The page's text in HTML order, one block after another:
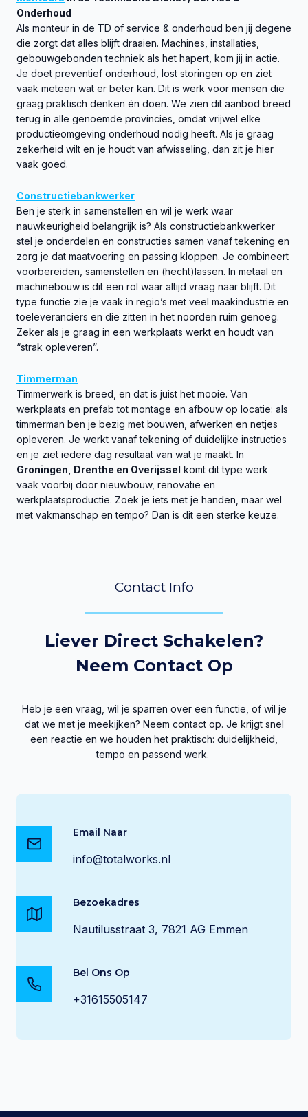
Onderhoud
Als monteur in de TD of service & onderhoud ben jij degene
die zorgt dat alles blijft draaien. Machines, installaties,
gebouwgebonden techniek als het hapert, kom jij in actie.
Je doet preventief onderhoud, lost storingen op en ziet
vaak meteen wat er beter kan. Dit is werk voor mensen die
graag praktisch denken én doen. We zien dit aanbod breed
terug in alle genoemde provincies, omdat vrijwel elke
productieomgeving onderhoud nodig heeft. Als je graag
zekerheid wilt en je houdt van afwisseling, dan zit je hier
vaak goed.
Constructiebankwerker
Ben je sterk in samenstellen en wil je werk waar
nauwkeurigheid belangrijk is? Als constructiebankwerker
stel je onderdelen en constructies samen vanaf tekening en
zorg je dat maatvoering en passing kloppen. Je combineert
voorbereiden, samenstellen en (hecht)lassen. In metaal en
machinebouw is dit een rol waar altijd vraag naar blijft. Dit
type functie zie je vaak in regio’s met veel maakindustrie en
toeleveranciers en die zitten in het noorden ruim genoeg.
Zeker als je graag in een werkplaats werkt en houdt van
“strak opleveren”.
Timmerman
Timmerwerk is breed, en dat is juist het mooie. Van
werkplaats en prefab tot montage en afbouw op locatie: als
timmerman ben je bezig met bouwen, afwerken en netjes
opleveren. Je werkt vanaf tekening of duidelijke instructies
en je ziet iedere dag resultaat van wat je maakt. In
Groningen, Drenthe en Overijssel komt dit type werk
vaak voorbij door nieuwbouw, renovatie en
werkplaatsproductie. Zoek je iets met je handen, maar wel
met vakmanschap en tempo? Dan is dit een sterke keuze.
Contact Info
Liever Direct Schakelen?
Neem Contact Op
Heb je een vraag, wil je sparren over een functie, of wil je
dat we met je meekijken? Neem contact op. Je krijgt snel
een reactie en we houden het praktisch: duidelijkheid,
tempo en passend werk.
Email Naar
info@totalworks.nl
Bezoekadres
Nautilusstraat 3, 7821 AG Emmen
Bel Ons Op
+31615505147